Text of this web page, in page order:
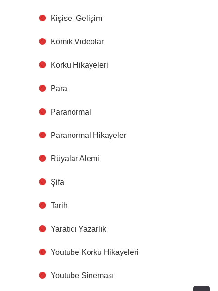
Kişisel Gelişim
Komik Videolar
Korku Hikayeleri
Para
Paranormal
Paranormal Hikayeler
Rüyalar Alemi
Şifa
Tarih
Yaratıcı Yazarlık
Youtube Korku Hikayeleri
Youtube Sineması